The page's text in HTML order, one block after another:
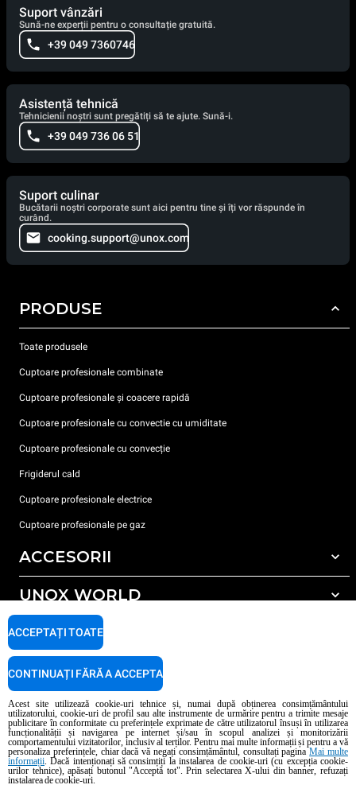
Suport vânzări
Sună-ne experții pentru o consultație gratuită.
+39 049 7360746
Asistență tehnică
Tehnicienii noștri sunt pregătiți să te ajute. Sună-i.
+39 049 736 06 51
Suport culinar
Bucătarii noștri corporate sunt aici pentru tine și îți vor răspunde în
curând.
cooking.support@unox.com
PRODUSE
Toate produsele
Cuptoare profesionale combinate
Cuptoare profesionale și coacere rapidă
Cuptoare profesionale cu convectie cu umiditate
Cuptoare profesionale cu convecție
Frigiderul cald
Cuptoare profesionale electrice
Cuptoare profesionale pe gaz
ACCESORII
Toate accesoriile
Detergent pentru spălarea automată
Detergent pentru spălarea manuală
Tratarea apei cu filtru de rășină
UNOX WORLD
Sediile noastre în lume
SUPORT
Garanția Unox
Localizator service
Copyright 2026 UNOX S.p.A. Toate drepturile rezervate. Reg. Imp. Padova n °
04230750285 - REA Padova 372835 - Cap. Soc. 5.000.000 € iv - P.IVA / CF
04230750285 - IT WEEE Reg. No. IT08020000000377
AI Content Disclaimer Privacy policy Cookie policy
Acest site utilizează cookie-uri tehnice și, numai după obținerea consimțământului
utilizatorului, cookie-uri de profil sau alte instrumente de urmărire pentru a trimite mesaje
publicitare în conformitate cu preferințele exprimate de către utilizatorul însuși în utilizarea
funcționalității și navigarea pe internet și/sau în scopul analizei și monitorizării
comportamentului vizitatorilor, inclusiv al terților. Pentru mai multe informații și pentru a vă
personaliza preferințele, chiar dacă vă negați consimțământul, consultați paginaMai multe
informații. Dacă intenționați să consimțiți la instalarea de cookie-uri (cu excepția cookie-
urilor tehnice), apăsați butonul "Acceptă tot". Prin selectarea X-ului din banner, refuzați
instalarea de cookie-uri.
ACCEPTAȚI TOATE
CONTINUAȚI FĂRĂ A ACCEPTA